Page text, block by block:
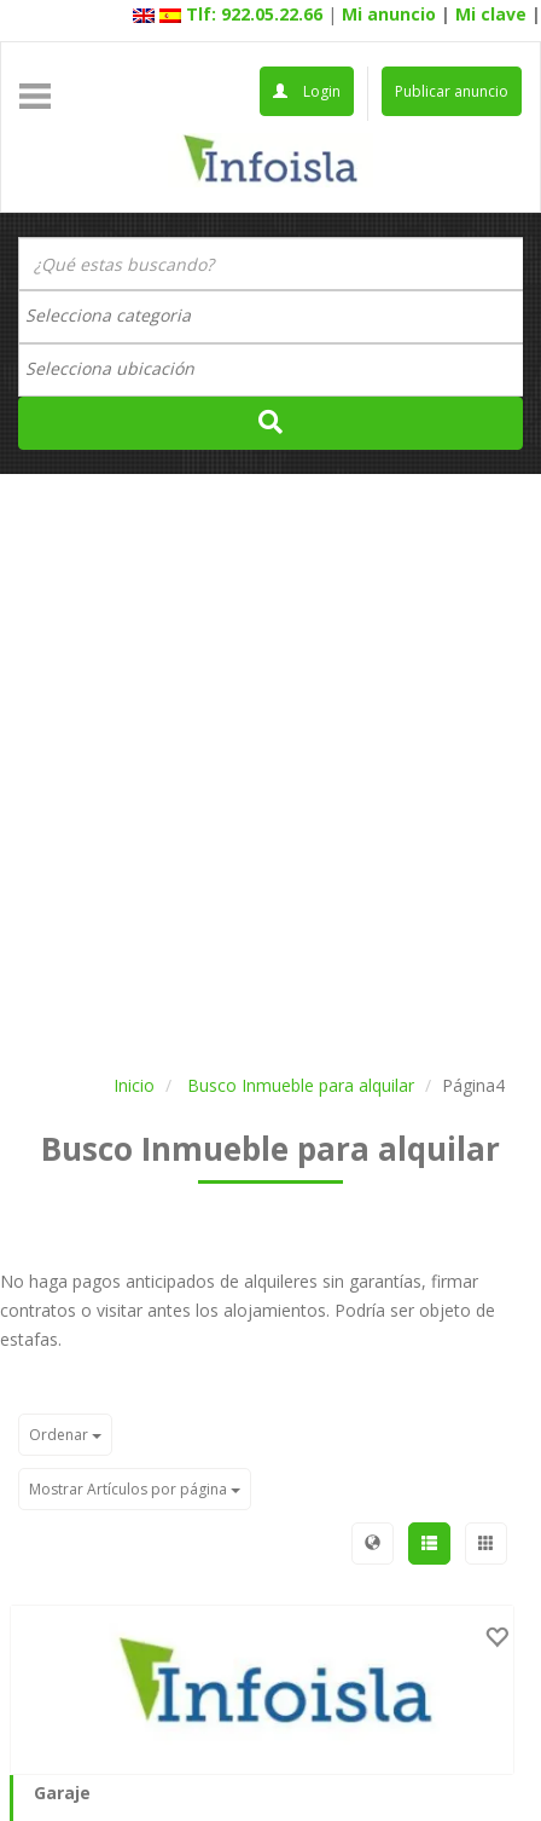
Tlf: 922.05.22.66 | Mi anuncio | Mi clave |
Publicar anuncio
Login
Inicio Busco Inmueble para alquilar Página4
Busco Inmueble para alquilar
No haga pagos anticipados de alquileres sin garantías, firmar
contratos o visitar antes los alojamientos. Podría ser objeto de
estafas.
Ordenar
Mostrar Artículos por página
Garaje